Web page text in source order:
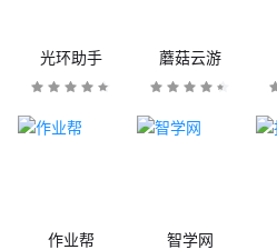
光环助手 蘑菇云游
作业帮 智学网